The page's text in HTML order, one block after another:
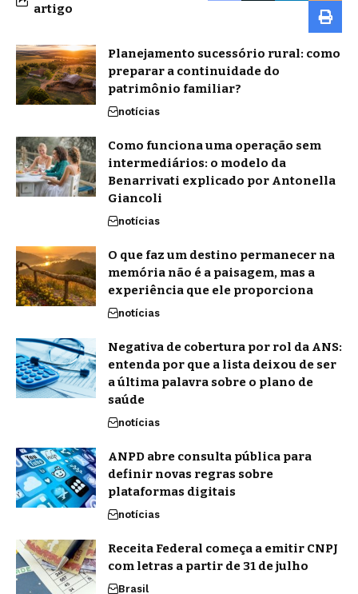
artigo
Planejamento sucessório rural: como
preparar a continuidade do
patrimônio familiar?
notícias
Como funciona uma operação sem
intermediários: o modelo da
Benarrivati explicado por Antonella
Giancoli
notícias
O que faz um destino permanecer na
memória não é a paisagem, mas a
experiência que ele proporciona
notícias
Negativa de cobertura por rol da ANS:
entenda por que a lista deixou de ser
a última palavra sobre o plano de
saúde
notícias
ANPD abre consulta pública para
definir novas regras sobre
plataformas digitais
notícias
Receita Federal começa a emitir CNPJ
com letras a partir de 31 de julho
Brasil